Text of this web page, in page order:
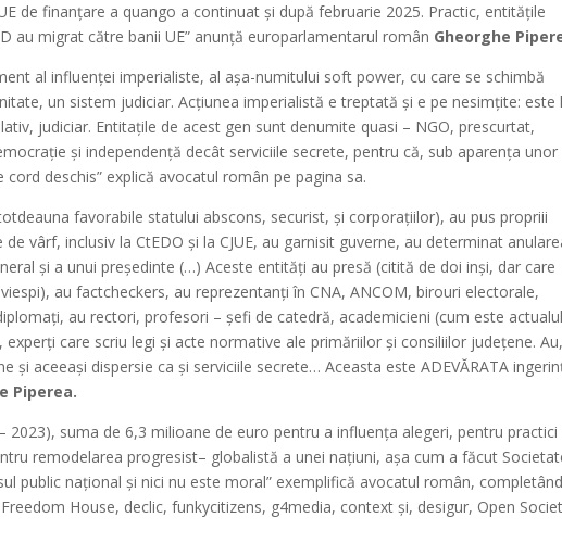
de finanțare a quango a continuat și după februarie 2025. Practic, entitățile
au migrat către banii UE” anunță europarlamentarul român Gheorghe
al influenței imperialiste, al așa-numitului soft power, cu care se schimbă
un sistem judiciar. Acțiunea imperialistă e treptată și e pe nesimțite: este
judiciar. Entitațile de acest gen sunt denumite quasi – NGO, prescurtat,
și independență decât serviciile secrete, pentru că, sub aparența unor
deschis” explică avocatul român pe pagina sa.
favorabile statului abscons, securist, și corporațiilor), au pus propriii
vârf, inclusiv la CtEDO și la CJUE, au garnisit guverne, au determinat
și a unui președinte (…) Aceste entități au presă (citită de doi inși, dar care
au factcheckers, au reprezentanți în CNA, ANCOM, birouri electorale,
diplomați, au rectori, profesori – șefi de catedră, academicieni (cum este actualul
care scriu legi și acte normative ale primăriilor și consiliilor județene. Au,
și aceeași dispersie ca și serviciile secrete… Aceasta este ADEVĂRATA
Piperea.
2023), suma de 6,3 milioane de euro pentru a influența alegeri, pentru practici
remodelarea progresist– globalistă a unei națiuni, așa cum a făcut
public național și nici nu este moral” exemplifică avocatul român, completând
House, declic, funkycitizens, g4media, context și, desigur, Open